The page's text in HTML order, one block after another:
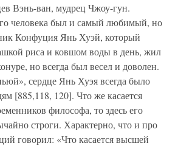
Вэнь-ван, мудрец Чжоу-гун.
человека был и самый любимый, но
Конфуция Янь Хуэй, который
риса и ковшом воды в день, жил
но всегда был весел и доволен.
сердце Янь Хуэя всегда было
[885,118, 120]. Что же касается
философа, то здесь его
строги. Характерно, что и про
говорил: «Что касается высшей